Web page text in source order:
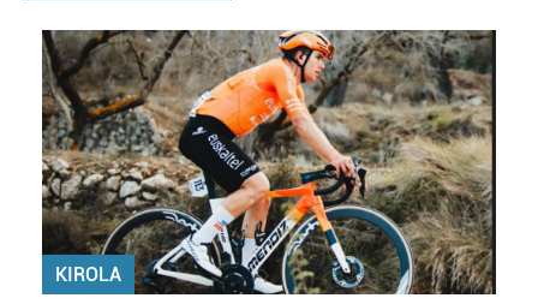
datuen atalean. Edozein unetan alda edo ken dezakezu
zure baimena Cookieen adierazpenean.
Webgune honek cookie propioak eta hirugarrenen cookie-
fitxategiak erabiltzen ditu. Zure esperientzia eta
zerbitzuak hobetzeko asmoz, cookie teknologiaz
baliatzen gara. Ohar hau onartuz gero, teknologia hori
erabiltzeko baimen esplizitua ematen diguzu.Gehiago
irakurri
KIROLA